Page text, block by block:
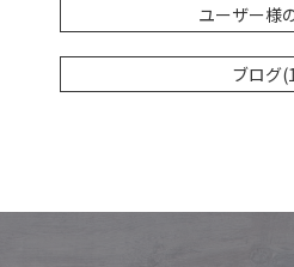
ユーザー様
ブログ